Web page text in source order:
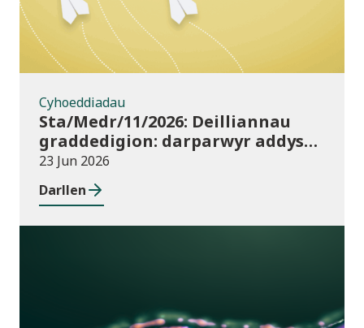
Cyhoeddiadau
Sta/Medr/11/2026: Deilliannau
graddedigion: darparwyr addysg
uwch 2023/24
23 Jun 2026
Darllen